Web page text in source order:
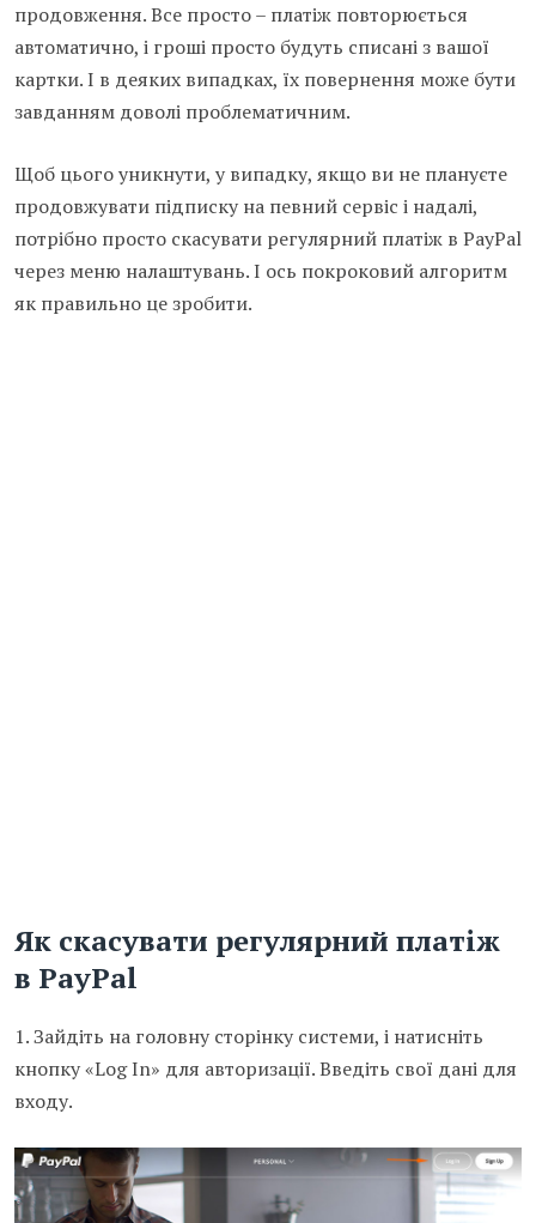
продовження. Все просто – платіж повторюється
автоматично, і гроші просто будуть списані з вашої
картки. І в деяких випадках, їх повернення може бути
завданням доволі проблематичним.
Щоб цього уникнути, у випадку, якщо ви не плануєте
продовжувати підписку на певний сервіс і надалі,
потрібно просто скасувати регулярний платіж в PayPal
через меню налаштувань. І ось покроковий алгоритм
як правильно це зробити.
Як скасувати регулярний платіж
в PayPal
1. Зайдіть на головну сторінку системи, і натисніть
кнопку «Log In» для авторизації. Введіть свої дані для
входу.